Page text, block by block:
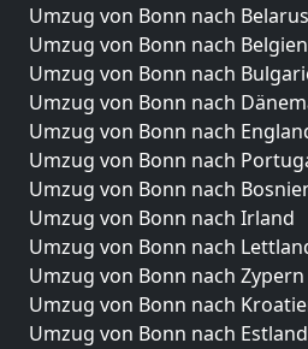
Umzug von Bonn nach Belarus
Umzug von Bonn nach Belgien
Umzug von Bonn nach
Umzug von Bonn nach
Umzug von Bonn nach
Umzug von Bonn nach
Umzug von Bonn nach
Umzug von Bonn nach Irland
Umzug von Bonn nach
Umzug von Bonn nach Zypern
Umzug von Bonn nach
Umzug von Bonn nach Estland